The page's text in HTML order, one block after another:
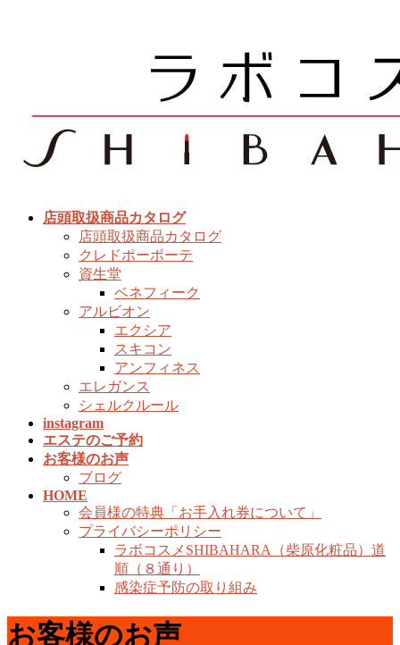
店頭取扱商品カタログ
店頭取扱商品カタログ
クレドポーボーテ
資生堂
ベネフィーク
アルビオン
エクシア
スキコン
アンフィネス
エレガンス
シェルクルール
instagram
エステのご予約
お客様のお声
ブログ
HOME
会員様の特典「お手入れ券について」
プライバシーポリシー
ラボコスメSHIBAHARA（柴原化粧品）道
順（８通り）
感染症予防の取り組み
お客様のお声